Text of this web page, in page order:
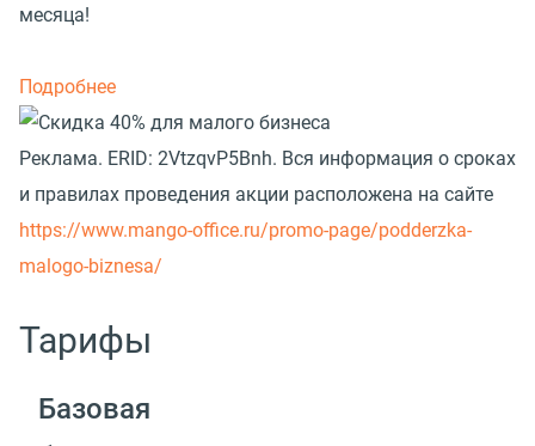
месяца!
Подробнее
Реклама. ERID: 2VtzqvP5Bnh. Вся информация о сроках
и правилах проведения акции расположена на сайте
https://www.mango-office.ru/promo-page/podderzka-
malogo-biznesa/
Тарифы
Базовая